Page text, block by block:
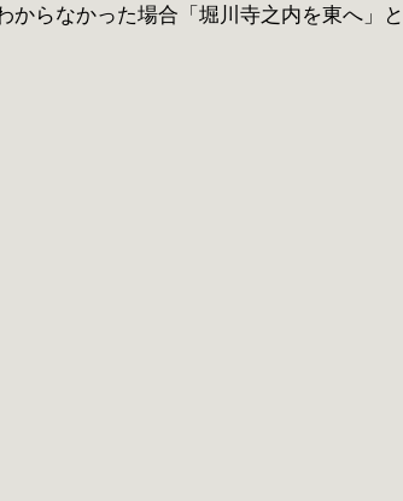
からなかった場合「堀川寺之内を東へ」